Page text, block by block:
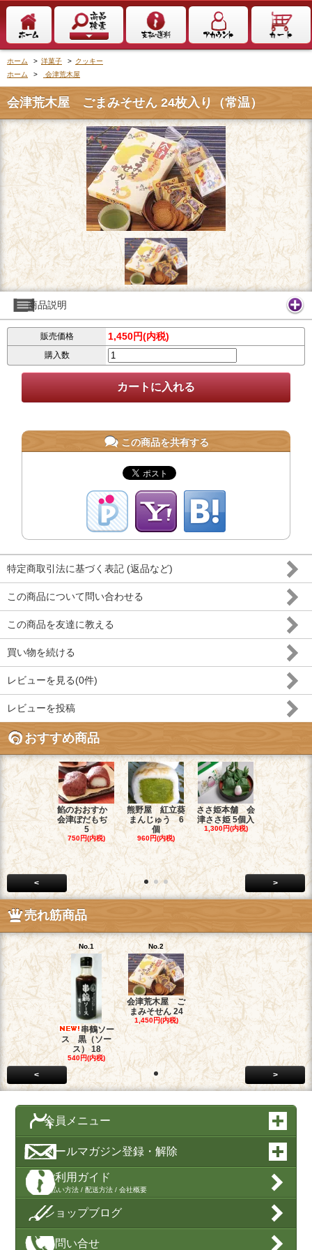
ホーム > 洋菓子 > クッキー
ホーム
> 会津荒木屋
会津荒木屋 ごまみそせん 24枚入り（常温）
商品説明
販売価格 1,450円(内税)
購入数
この商品を共有する
特定商取引法に基づく表記 (返品など)
この商品について問い合わせる
この商品を友達に教える
買い物を続ける
レビューを見る(0件)
レビューを投稿
おすすめ商品
餡のおおすか
会津ぼだもぢ
5
750円(内税)
熊野屋 紅立葵
まんじゅう 6
個
960円(内税)
ささ姫本舗 会
津ささ姫 5個入
1,300円(内税)
お菓子のヤ
チ 和菓子職
1,900円(内
< >
売れ筋商品
No.1
串鶴ソー
ス 黒（ソー
ス） 18
540円(内税)
No.2
会津荒木屋 ご
まみそせん 24
1,450円(内税)
< >
会員メニュー
メールマガジン登録・解除
ご利用ガイド
支払い方法 / 配送方法 / 会社概要
ショップブログ
お問い合せ